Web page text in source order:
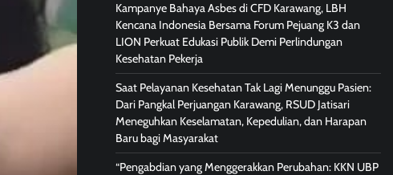
Kampanye Bahaya Asbes di CFD Karawang, LBH
Kencana Indonesia Bersama Forum Pejuang K3 dan
LION Perkuat Edukasi Publik Demi Perlindungan
Kesehatan Pekerja
Saat Pelayanan Kesehatan Tak Lagi Menunggu Pasien:
Dari Pangkal Perjuangan Karawang, RSUD Jatisari
Meneguhkan Keselamatan, Kepedulian, dan Harapan
Baru bagi Masyarakat
“Pengabdian yang Menggerakkan Perubahan: KKN UBP